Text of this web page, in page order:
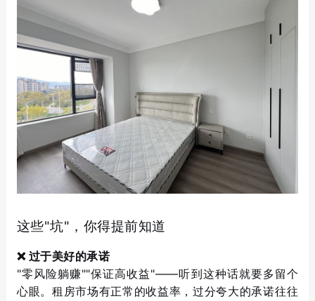
这些"坑"，你得提前知道
❌ 过于美好的承诺
"零风险躺赚""保证高收益"——听到这种话就要多留个
心眼。租房市场有正常的收益率，过分夸大的承诺往往